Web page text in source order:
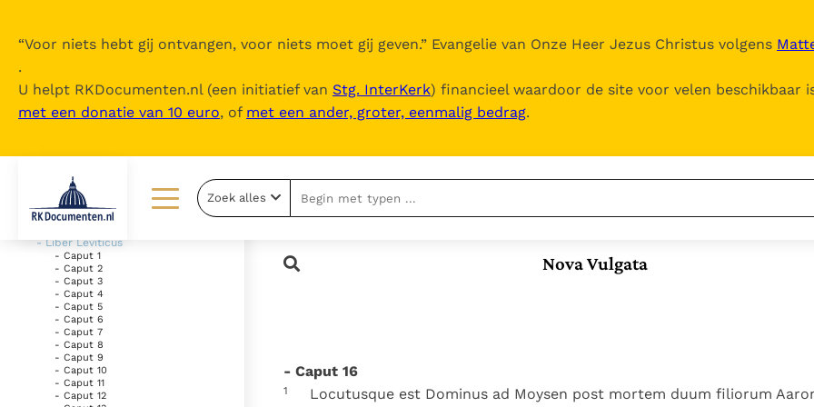
“Voor niets hebt gij ontvangen, voor niets moet gij geven.” Evangelie van Onze Heer Jezus Christus volgens
.
U helpt RKDocumenten.nl (een initiatief van Stg. InterKerk) financieel waardoor de site voor velen beschikbaar
met een donatie van 10 euro, of met een ander, groter, eenmalig bedrag.
Lezen
Documenten
Thema’s
Berichten
Over ons
Over RK Documenten
Nieuwsbrief
parel van Gods
Gods Koninkrijk
Het Vaticaan publiceert
toe
stad is zowel een gave
Zoek alles
Nova Vulgata
uitklappen
- Vetus Testamentum
- Liber Genesis
- Liber Leviticus
- Caput 1
- Caput 2
- Caput 3
- Caput 4
- Caput 5
- Caput 6
- Caput 7
- Caput 8
- Caput 9
- Caput 10
- Caput 11
- Caput 12
- Caput 16
1
Locutusque est Dominus ad Moysen post mortem duum filiorum